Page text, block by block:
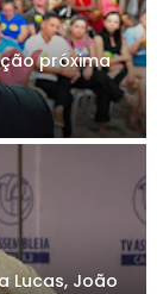
próxima
Lucas, João